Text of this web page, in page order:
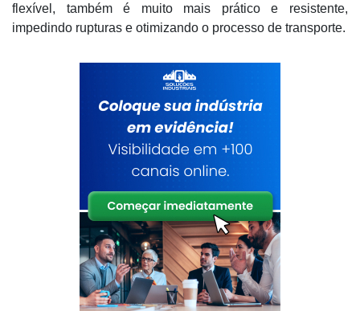
flexível, também é muito mais prático e resistente,
impedindo rupturas e otimizando o processo de transporte.